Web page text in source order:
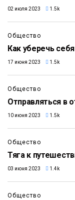
02 июля 2023 1.5k
Общество
Как уберечь
17 июня 2023 1.5k
Общество
Отправляться в
10 июня 2023 1.5k
Общество
Тяга к
03 июня 2023 1.4k
Общество